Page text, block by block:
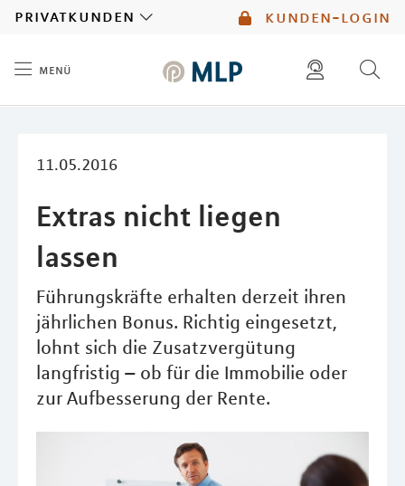
kunden-login
privatkunden
menü
11.05.2016
Extras nicht liegen
lassen
Führungskräfte erhalten derzeit ihren
jährlichen Bonus. Richtig eingesetzt,
lohnt sich die Zusatzvergütung
langfristig – ob für die Immobilie oder
zur Aufbesserung der Rente.